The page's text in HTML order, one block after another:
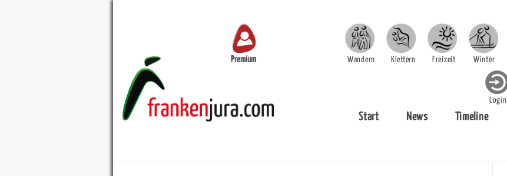
Premium Wandern Klettern Freizeit Winter
Login
Start News Timeline